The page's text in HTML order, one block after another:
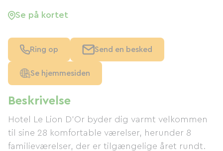
Beskrivelse
Hotel Le Lion D'Or byder dig varmt velkommen
til sine 28 komfortable værelser, herunder 8
familieværelser, der er tilgængelige året rundt.
Se på kortet
Ring op Send en besked
Se hjemmesiden